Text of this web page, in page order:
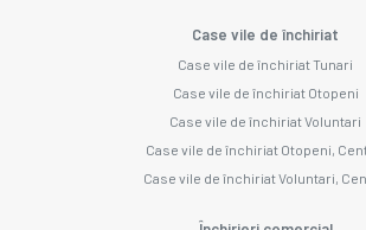
Case vile de închiriat
Case vile de închiriat Tunari
Case vile de închiriat Otopeni
Case vile de închiriat Voluntari
Case vile de închiriat Otopeni,
Case vile de închiriat Voluntari,